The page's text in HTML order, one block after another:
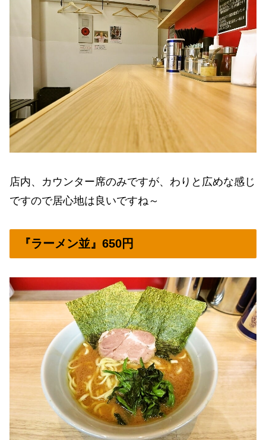
店内、カウンター席のみですが、わりと広めな感じ
ですので居心地は良いですね～
『ラーメン並』650円